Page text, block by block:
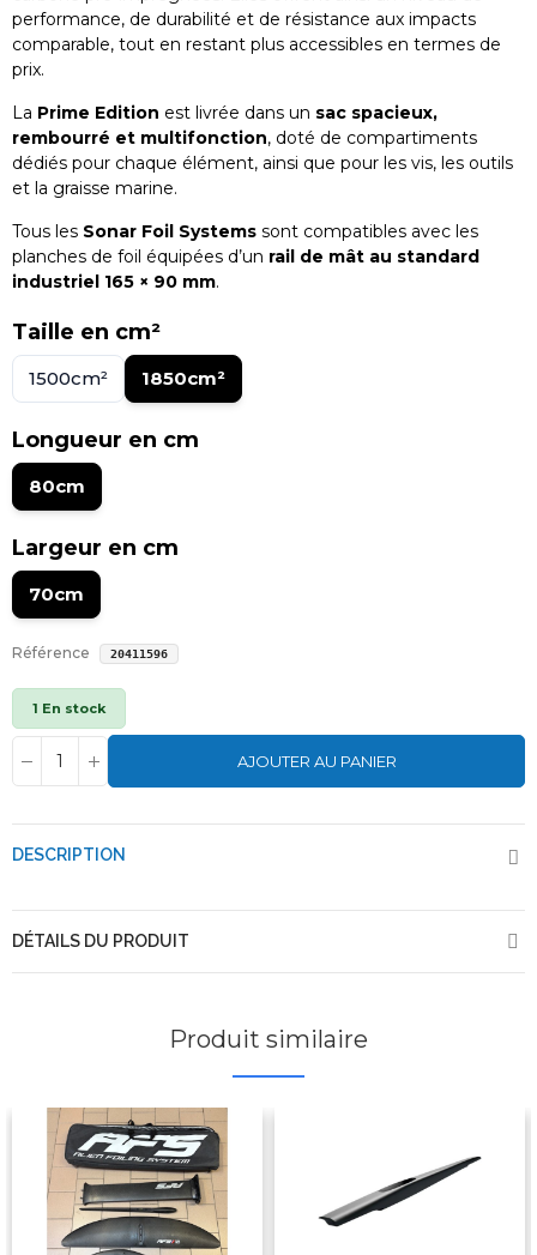
performance, de durabilité et de résistance aux impacts
comparable, tout en restant plus accessibles en termes de
prix.
La Prime Edition est livrée dans un sac spacieux,
rembourré et multifonction, doté de compartiments
dédiés pour chaque élément, ainsi que pour les vis, les outils
et la graisse marine.
Tous les Sonar Foil Systems sont compatibles avec les
planches de foil équipées d’un rail de mât au standard
industriel 165 × 90 mm.
Taille en cm²
1500cm² 1850cm²
Longueur en cm
80cm
Largeur en cm
70cm
Référence 20411596
1 En stock
AJOUTER AU PANIER
DESCRIPTION
DÉTAILS DU PRODUIT
Produit similaire